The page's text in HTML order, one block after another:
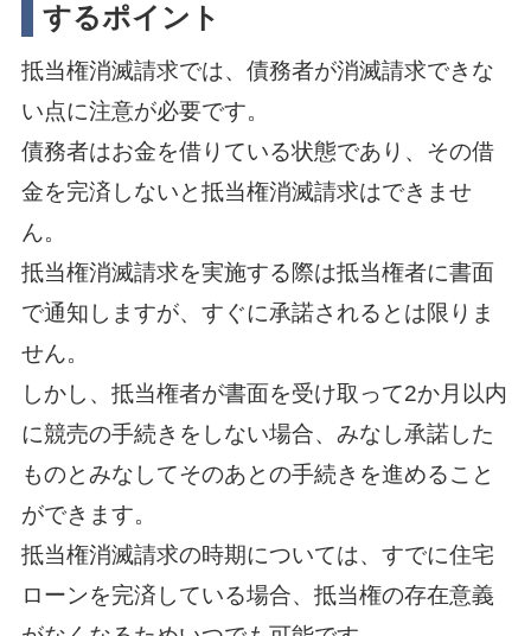
するポイント
抵当権消滅請求では、債務者が消滅請求できな
い点に注意が必要です。
債務者はお金を借りている状態であり、その借
金を完済しないと抵当権消滅請求はできませ
ん。
抵当権消滅請求を実施する際は抵当権者に書面
で通知しますが、すぐに承諾されるとは限りま
せん。
しかし、抵当権者が書面を受け取って2か月以内
に競売の手続きをしない場合、みなし承諾した
ものとみなしてそのあとの手続きを進めること
ができます。
抵当権消滅請求の時期については、すでに住宅
ローンを完済している場合、抵当権の存在意義